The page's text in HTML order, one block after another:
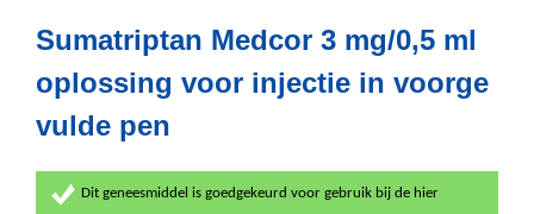
Sumatriptan Medcor 3 mg/0,5 ml
oplossing voor injectie in voorge
vulde pen
Dit geneesmiddel is goedgekeurd voor gebruik bij de hier